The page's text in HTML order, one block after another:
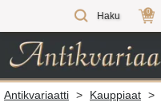
Haku 0
Antikvariaatti > Kauppiaat >